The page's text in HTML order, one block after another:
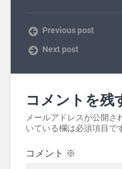
Previous post
Next post
コメントを残
メールアドレスが公開さ
いている欄は必須項目で
コメント ※